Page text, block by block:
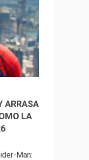
ARRASA
LA
Man: